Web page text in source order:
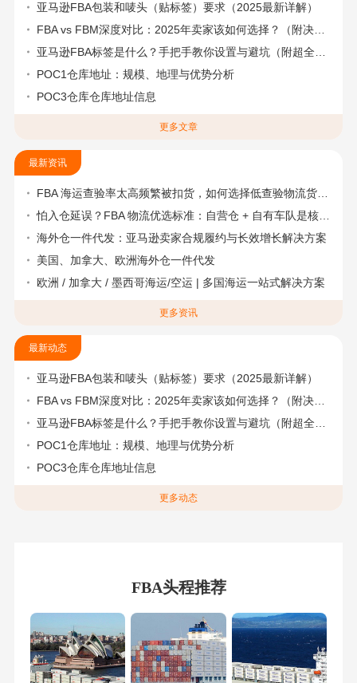
亚马逊FBA包装和唛头（贴标签）要求（2025最新详解）
FBA vs FBM深度对比：2025年卖家该如何选择？（附决策流程图）
亚马逊FBA标签是什么？手把手教你设置与避坑（附超全指南）
POC1仓库地址：规模、地理与优势分析
POC3仓库仓库地址信息
更多文章
最新资讯
FBA 海运查验率太高频繁被扣货，如何选择低查验物流货代？
怕入仓延误？FBA 物流优选标准：自营仓 + 自有车队是核心硬指标
海外仓一件代发：亚马逊卖家合规履约与长效增长解决方案
美国、加拿大、欧洲海外仓一件代发
欧洲 / 加拿大 / 墨西哥海运/空运 | 多国海运一站式解决方案
更多资讯
最新动态
亚马逊FBA包装和唛头（贴标签）要求（2025最新详解）
FBA vs FBM深度对比：2025年卖家该如何选择？（附决策流程图）
亚马逊FBA标签是什么？手把手教你设置与避坑（附超全指南）
POC1仓库地址：规模、地理与优势分析
POC3仓库仓库地址信息
更多动态
FBA头程推荐